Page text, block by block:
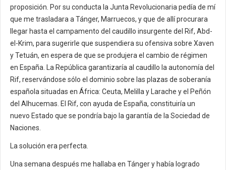
proposición. Por su conducta la Junta Revolucionaria pedía de mí
que me trasladara a Tánger, Marruecos, y que de allí procurara
llegar hasta el campamento del caudillo insurgente del Rif, Abd-
el-Krim, para sugerirle que suspendiera su ofensiva sobre Xaven
y Tetuán, en espera de que se produjera el cambio de régimen
en España. La República garantizaría al caudillo la autonomía del
Rif, reservándose sólo el dominio sobre las plazas de soberanía
española situadas en África: Ceuta, Melilla y Larache y el Peñón
del Alhucemas. El Rif, con ayuda de España, constituiría un
nuevo Estado que se pondría bajo la garantía de la Sociedad de
Naciones.
La solución era perfecta.
Una semana después me hallaba en Tánger y había logrado